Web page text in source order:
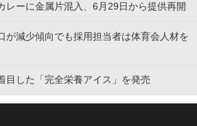
レーに金属片混入、6月29日から提供再開
が減少傾向でも採用担当者は体育会人材を
目した「完全栄養アイス」を発売